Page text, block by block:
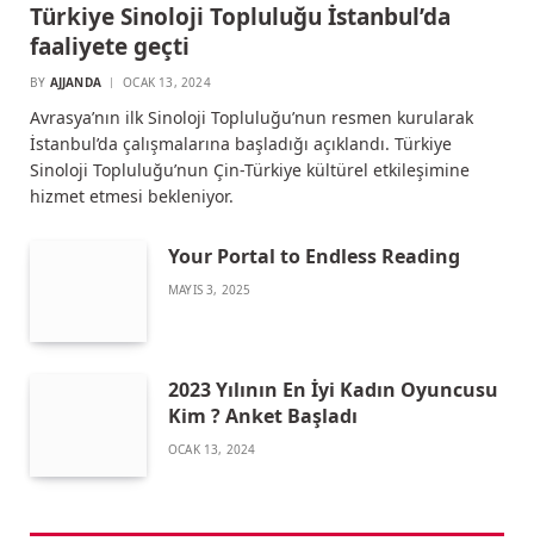
Türkiye Sinoloji Topluluğu İstanbul’da
faaliyete geçti
BY AJJANDA OCAK 13, 2024
Avrasya’nın ilk Sinoloji Topluluğu’nun resmen kurularak
İstanbul’da çalışmalarına başladığı açıklandı. Türkiye
Sinoloji Topluluğu’nun Çin-Türkiye kültürel etkileşimine
hizmet etmesi bekleniyor.
Your Portal to Endless Reading
MAYIS 3, 2025
2023 Yılının En İyi Kadın Oyuncusu
Kim ? Anket Başladı
OCAK 13, 2024